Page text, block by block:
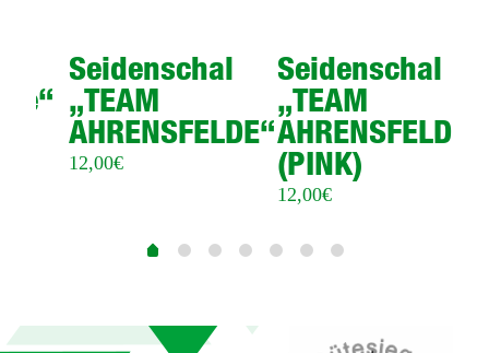
Seidenschal
„TEAM
AHRENSFELDE“
12,00€
Seidenschal
„TEAM
AHRENSFELDE“
(PINK)
12,00€
0 1 2 3 4 5 6